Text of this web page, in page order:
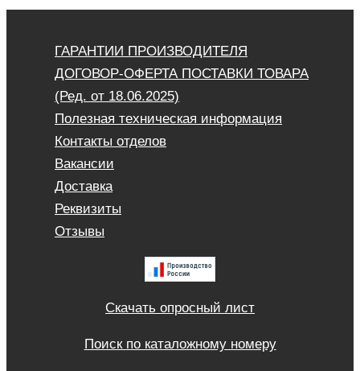
ГАРАНТИИ ПРОИЗВОДИТЕЛЯ
ДОГОВОР-ОФЕРТА ПОСТАВКИ ТОВАРА
(Ред. от 18.06.2025)
Полезная техническая информация
Контакты отделов
Вакансии
Доставка
Реквизиты
Отзывы
Скачать опросный лист
Поиск по каталожному номеру